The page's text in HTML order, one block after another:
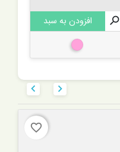

افزودن به سبد
صورتی

favorite_border
